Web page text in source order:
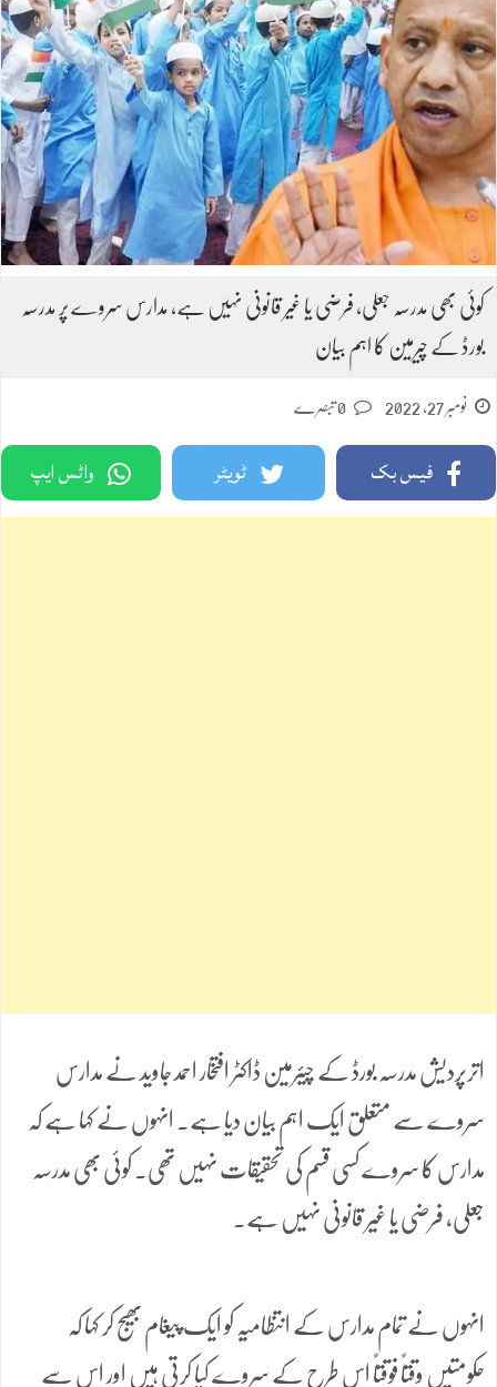
کوئی بھی مدرسہ جعلی، فرضی یا غیر قانونی نہیں ہے، مدارس سروے پر مدرسہ
بورڈ کے چیرمین کا اہم بیان
نومبر 27, 2022
فیس بک ٹویٹر واٹس ایپ
اترپردیش مدرسہ بورڈ کے چیئرمین ڈاکٹر افتخار احمد جاوید نے مدارس
سروے سے متعلق ایک اہم بیان دیا ہے۔ انہوں نے کہا ہے کہ
مدارس کا سروے کسی قسم کی تحقیقات نہیں تھی۔ کوئی بھی مدرسہ
جعلی، فرضی یا غیر قانونی نہیں ہے۔
انہوں نے تمام مدارس کے انتظامیہ کو ایک پیغام بھیج کر کہا کہ
حکومتیں وقتاً فوقتاً اس طرح کے سروے کیا کرتی ہیں اور اس سے